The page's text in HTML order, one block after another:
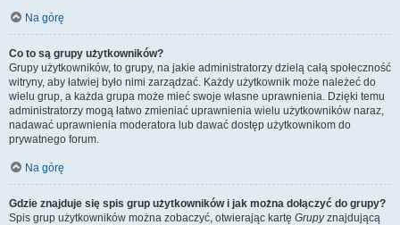
Na górę
Co to są grupy użytkowników?
Grupy użytkowników, to grupy, na jakie administratorzy dzielą całą społeczność
witryny, aby łatwiej było nimi zarządzać. Każdy użytkownik może należeć do
wielu grup, a każda grupa może mieć swoje własne uprawnienia. Dzięki temu
administratorzy mogą łatwo zmieniać uprawnienia wielu użytkowników naraz,
nadawać uprawnienia moderatora lub dawać dostęp użytkownikom do
prywatnego forum.
Na górę
Gdzie znajduje się spis grup użytkowników i jak można dołączyć do grupy?
Spis grup użytkowników można zobaczyć, otwierając kartę Grupyznajdującą